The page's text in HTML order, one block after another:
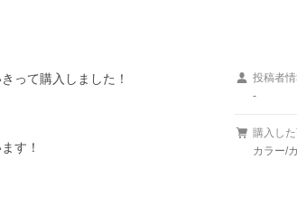
って購入しました！
す！
投稿者
-
購入し
カラー/